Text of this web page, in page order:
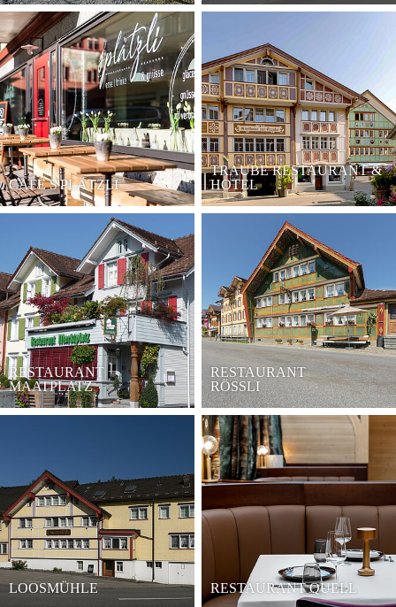
CAFÉ S'PLÄTZLI
TRAUBE RESTAURANT &
HOTEL
RESTAURANT
MAATPLATZ
RESTAURANT
RÖSSLI
LOOSMÜHLE RESTAURANT QUELL